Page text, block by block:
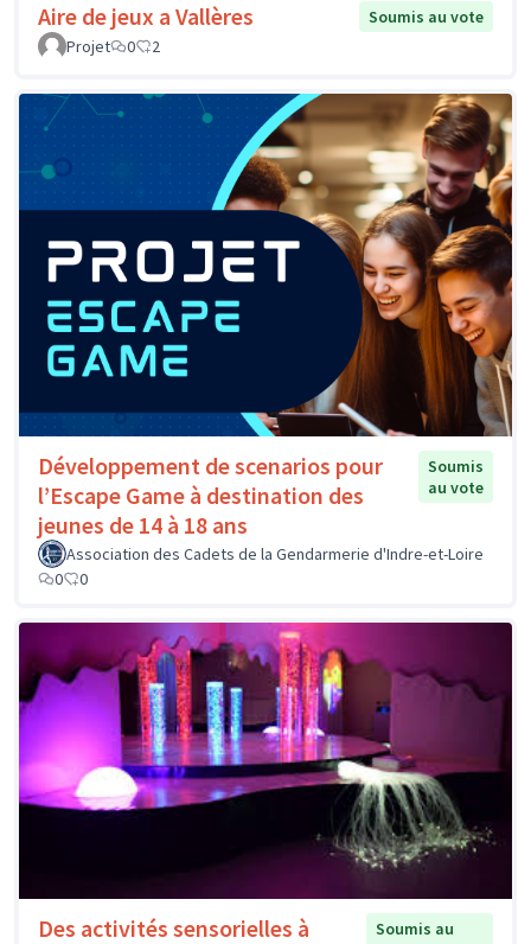
Aire de jeux a Vallères
Soumis au vote
Projet
0 2
Développement de scenarios pour
l’Escape Game à destination des
jeunes de 14 à 18 ans
Soumis
au vote
Association des Cadets de la Gendarmerie d'Indre-et-Loire
0
0
Des activités sensorielles à
Soumis au